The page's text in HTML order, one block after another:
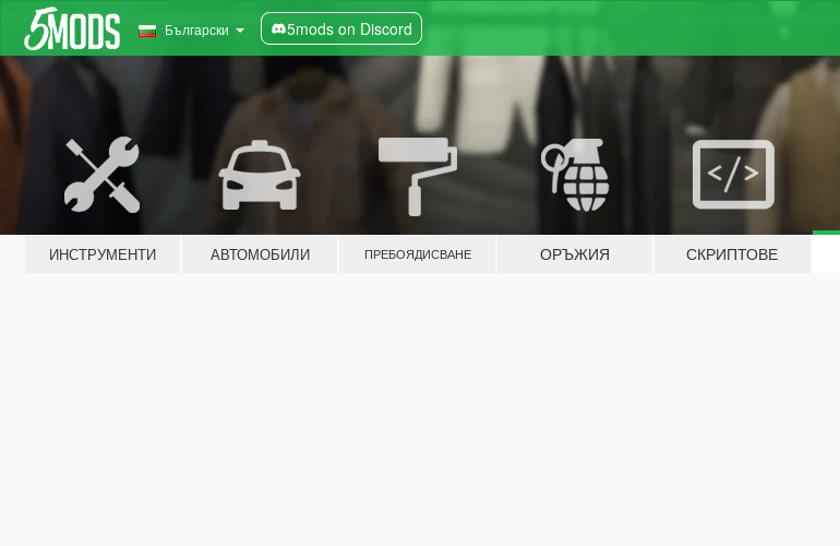
Български 5mods on Discord
ИНСТРУМЕНТИ АВТОМОБИЛИ ПРЕБОЯДИСВАНЕ ОРЪЖИЯ СКРИПТОВЕ